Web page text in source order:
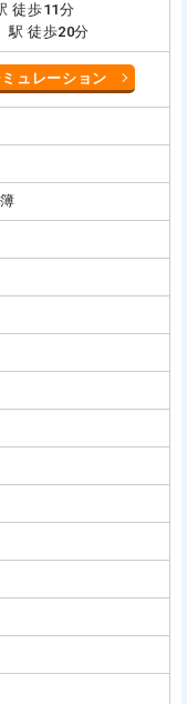
徒歩11分
駅 徒歩20分
ュレーション